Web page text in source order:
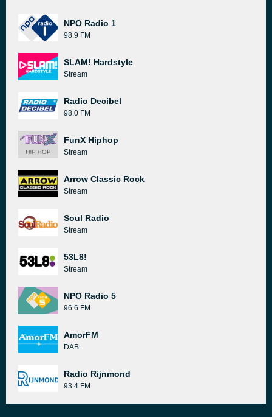
NPO Radio 1
98.9 FM
SLAM! Hardstyle
Stream
Radio Decibel
98.0 FM
FunX Hiphop
Stream
Arrow Classic Rock
Stream
Soul Radio
Stream
53L8!
Stream
NPO Radio 5
96.6 FM
AmorFM
DAB
Radio Rijnmond
93.4 FM